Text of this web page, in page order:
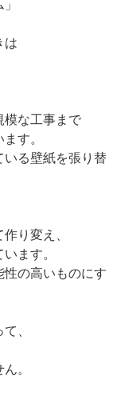
は
模な工事まで
す。
いる壁紙を張り替
り変え、
ます。
性の高いものにす
、
。